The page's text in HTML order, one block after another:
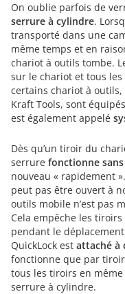
On oublie parfois de
serrure à cylindre.
transporté dans une
même temps et en
chariot à outils tombe.
sur le chariot et tous
certains chariot à outils,
Kraft Tools, sont
est également appelé
Dès qu’un tiroir du
serrure fonctionne
nouveau « rapidement
peut pas être ouvert à
outils mobile n’est pas
Cela empêche les
pendant le
QuickLock est attaché à
fonctionne que par
tous les tiroirs en
serrure à cylindre.